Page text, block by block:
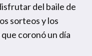
del baile de
sorteos y los
coronó un día